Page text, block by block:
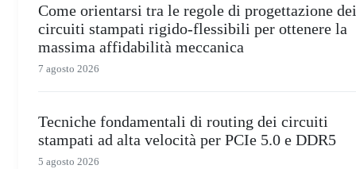
Come orientarsi tra le regole di progettazione dei
circuiti stampati rigido-flessibili per ottenere la
massima affidabilità meccanica
7 agosto 2026
Tecniche fondamentali di routing dei circuiti
stampati ad alta velocità per PCIe 5.0 e DDR5
5 agosto 2026